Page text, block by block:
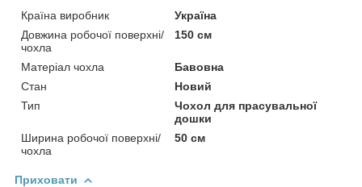
Країна виробник
Україна
Довжина робочої поверхні/
чохла
150 см
Матеріал чохла
Бавовна
Стан
Новий
Тип
Чохол для прасувальної
дошки
Ширина робочої поверхні/
чохла
50 см
Приховати